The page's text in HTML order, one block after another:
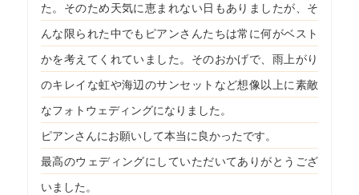
た。そのため天気に恵まれない日もありましたが、そ
んな限られた中でもピアンさんたちは常に何がベスト
かを考えてくれていました。そのおかげで、雨上がり
のキレイな虹や海辺のサンセットなど想像以上に素敵
なフォトウェディングになりました。
ピアンさんにお願いして本当に良かったです。
最高のウェディングにしていただいてありがとうござ
いました。